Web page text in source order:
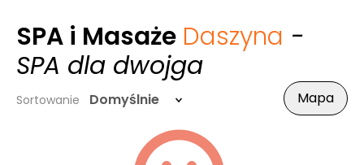
SPA i Masaże Daszyna -
SPA dla dwojga
Sortowanie Domyślnie Mapa